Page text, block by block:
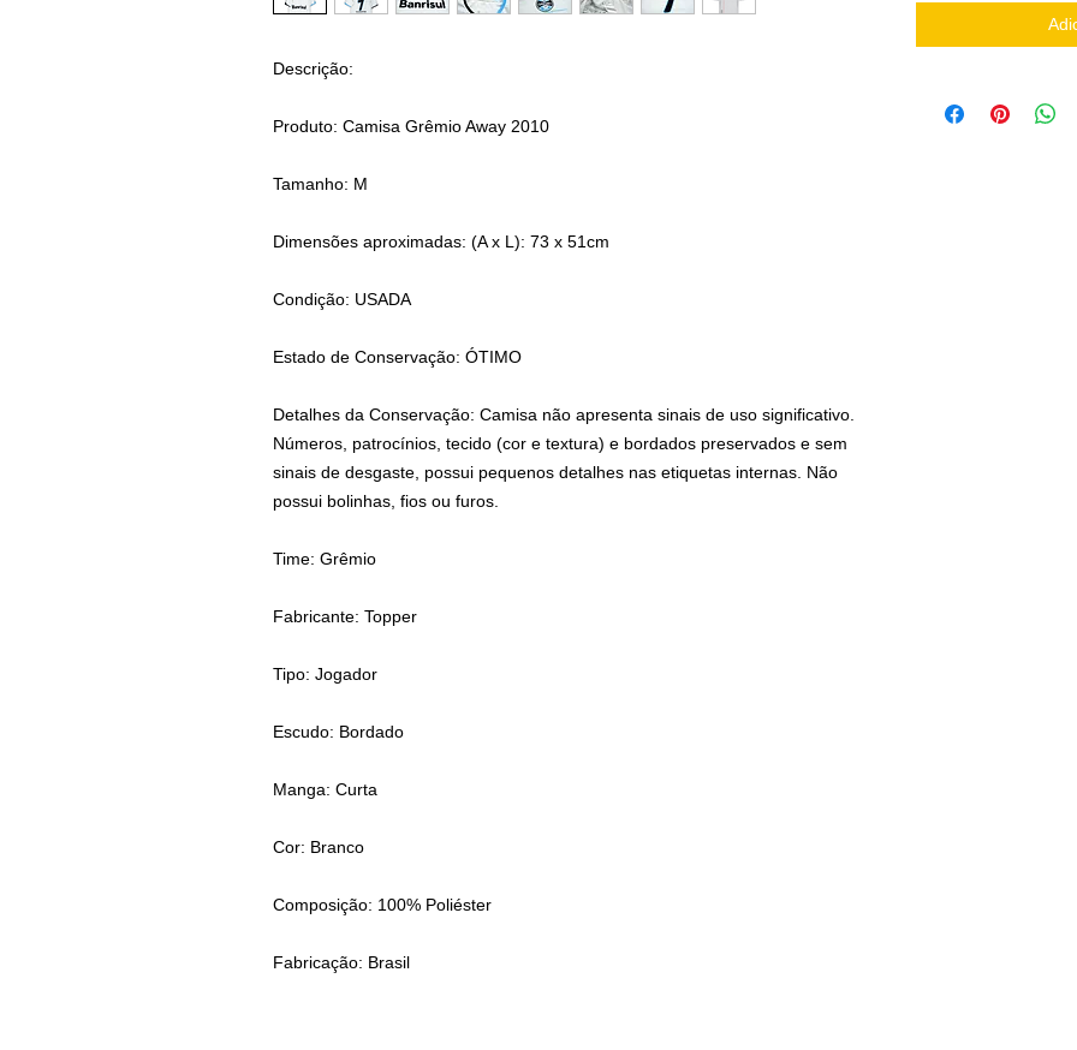
Descrição:
Produto: Camisa Grêmio Away 2010
Tamanho: M
Dimensões aproximadas: (A x L): 73 x 51cm
Condição: USADA
Estado de Conservação: ÓTIMO
Detalhes da Conservação: Camisa não apresenta sinais de uso significativo.
Números, patrocínios, tecido (cor e textura) e bordados preservados e sem
sinais de desgaste, possui pequenos detalhes nas etiquetas internas. Não
possui bolinhas, fios ou furos.
Time: Grêmio
Fabricante: Topper
Tipo: Jogador
Escudo: Bordado
Manga: Curta
Cor: Branco
Composição: 100% Poliéster
Fabricação: Brasil